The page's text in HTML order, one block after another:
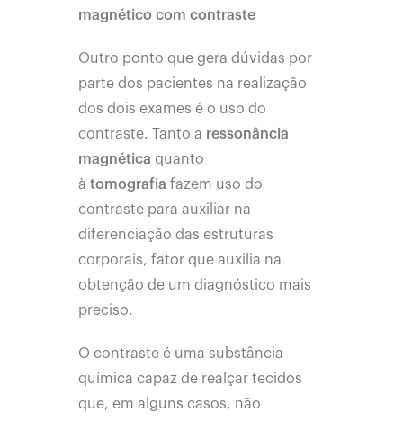
magnético com contraste
Outro ponto que gera dúvidas por
parte dos pacientes na realização
dos dois exames é o uso do
contraste. Tanto a ressonância
magnéticaquanto
àtomografiafazem uso do
contraste para auxiliar na
diferenciação das estruturas
corporais, fator que auxilia na
obtenção de um diagnóstico mais
preciso.
O contraste é uma substância
química capaz de realçar tecidos
que, em alguns casos, não